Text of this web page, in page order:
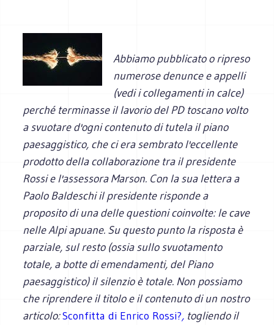
Abbiamo pubblicato o ripreso
numerose denunce e appelli
(vedi i collegamenti in calce)
perché terminasse il lavorio del PD toscano volto
a svuotare d'ogni contenuto di tutela il piano
paesaggistico, che ci era sembrato l'eccellente
prodotto della collaborazione tra il presidente
Rossi e l'assessora Marson. Con la sua lettera a
Paolo Baldeschi il presidente risponde a
proposito di una delle questioni coinvolte: le cave
nelle Alpi apuane. Su questo punto la risposta è
parziale, sul resto (ossia sullo svuotamento
totale, a botte di emendamenti, del Piano
paesaggistico) il silenzio è totale. Non possiamo
che riprendere il titolo e il contenuto di un nostro
articolo:Sconfitta di Enrico Rossi?, togliendo il